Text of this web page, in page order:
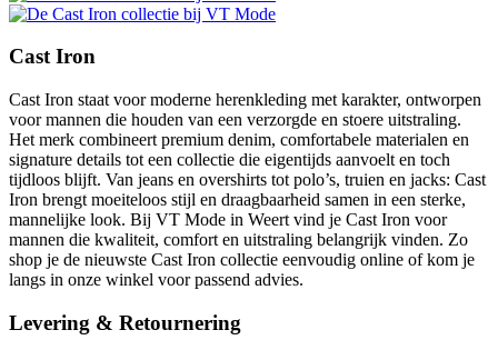
Cast Iron
Cast Iron staat voor moderne herenkleding met karakter, ontworpen
voor mannen die houden van een verzorgde en stoere uitstraling.
Het merk combineert premium denim, comfortabele materialen en
signature details tot een collectie die eigentijds aanvoelt en toch
tijdloos blijft. Van jeans en overshirts tot polo’s, truien en jacks: Cast
Iron brengt moeiteloos stijl en draagbaarheid samen in een sterke,
mannelijke look. Bij VT Mode in Weert vind je Cast Iron voor
mannen die kwaliteit, comfort en uitstraling belangrijk vinden. Zo
shop je de nieuwste Cast Iron collectie eenvoudig online of kom je
langs in onze winkel voor passend advies.
Levering & Retournering